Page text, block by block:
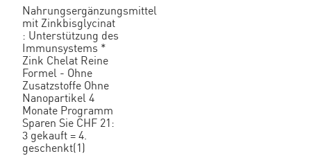
Nahrungsergänzungsmittel
mit Zinkbisglycinat
: Unterstützung des
Immunsystems *
Zink Chelat Reine
Formel - Ohne
Zusatzstoffe Ohne
Nanopartikel 4
Monate Programm
Sparen Sie CHF 21:
3 gekauft = 4.
geschenkt(1)